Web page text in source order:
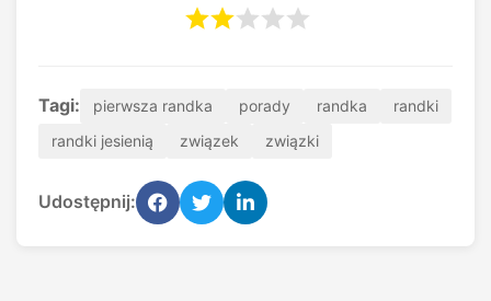
Tagi: pierwsza randka porady randka
randki
randki jesienią
związek związki
Udostępnij: